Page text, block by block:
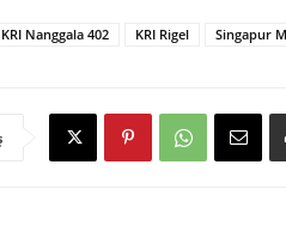
KRI Nanggala 402 KRI Rigel Singapur